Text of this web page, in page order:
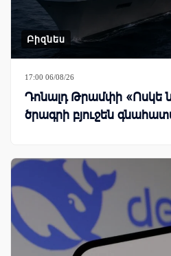
Բիզնես
17:00 06/08/26
Դոնալդ Թրամփի «Ոսկե
ծրագրի բյուջեն